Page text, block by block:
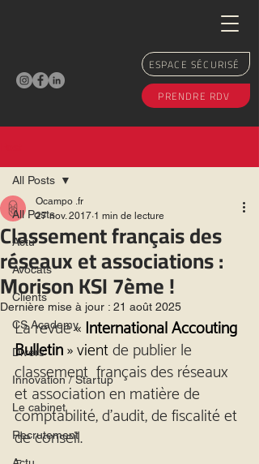
ESPACE SÉCURISÉ
PRENDRE RDV
All Posts
Actu
Avocats
Clients
CS Academy
Divers
Innovation / Startup
Le cabinet
Recrutement
All Posts
Classement français des
réseaux et associations :
Morison KSI 7ème !
Ocampo .fr
27 nov. 2017 1 min de lecture
Dernière mise à jour : 21 août 2025
La revue « International Accouting
Bulletin » vient de publier le
classement  français des réseaux
et association en matière de
comptabilité, d’audit, de fiscalité et
de conseil.
–